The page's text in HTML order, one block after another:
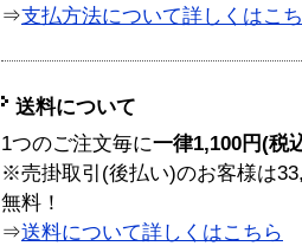
⇒支払方法について詳しくはこ
送料について
1つのご注文毎に一律1,100円(税
※売掛取引(後払い)のお客様は
無料！
⇒送料について詳しくはこちら